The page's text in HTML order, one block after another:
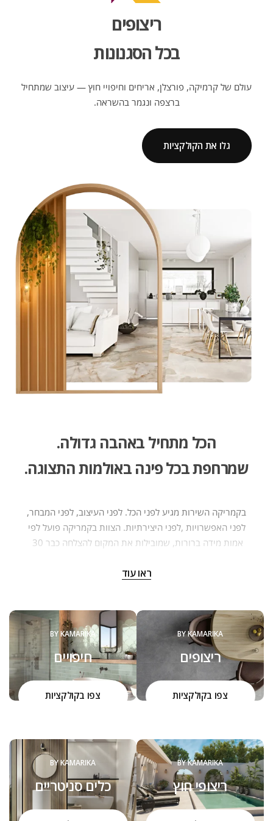
ריצופים
בכל הסגנונות
עולם של קרמיקה, פורצלן, אריחים וחיפויי חוץ — עיצוב שמתחיל
ברצפה ונגמר בהשראה.
גלו את הקולקציות
הכל מתחיל באהבה גדולה​.
שמרחפת בכל פינה באולמות התצוגה.
בקמריקה‭ ‬השירות‭
‬אמות‭ ‬מידה‭ ‬ברורות,‭‬‭ ‬שמובילות‭ ‬את‭ ‬המקום‭ ‬להצלחה‭ ‬כבר‭ ‬30 ‭
הכל מתחיל באהבה גדולה שמושרשת במקום מהמשפחה. צוות
קמריקה שמח להיות קשוב לצרכים שלכם ולהעניק כל פעם מחדש
הסבר על איכות המוצרים, ההבדל בינהם והיכולת להתאים ולחבר
בין הסגנונות, העיצובים והמוצרים.
הדרך שלנו היא חלק בלתי נפרד מהערכים שלנו כחברה, כאנשים,
כמשפחה.
ראו עוד
BY KAMARIKA
ריצופים
צפו בקולקציות
BY KAMARIKA
חיפויים
צפו בקולקציות
BY KAMARIKA
ריצופי חוץ
BY KAMARIKA
כלים סניטריים